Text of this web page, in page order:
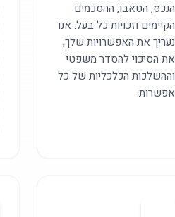
הנכס, הטאבו, ההסכמים
הקיימים וזכויות כל בעל. אנו
נעריך את האפשרויות שלך,
את הסיכוי להסדר משפטי
וההשלכות הכלכליות של כל
אפשרות.